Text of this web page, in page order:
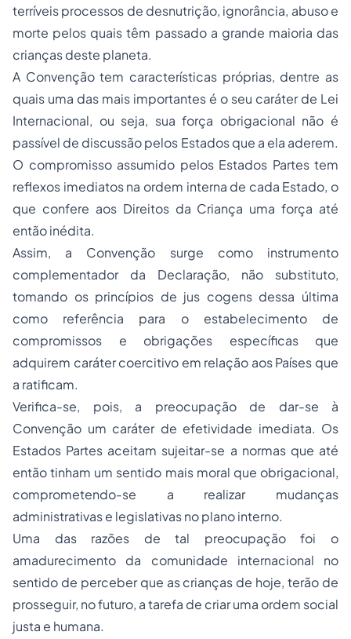
terríveis processos de desnutrição, ignorância, abuso e
morte pelos quais têm passado a grande maioria das
crianças deste planeta.
A Convenção tem características próprias, dentre as
quais uma das mais importantes é o seu caráter de Lei
Internacional, ou seja, sua força obrigacional não é
passível de discussão pelos Estados que a ela aderem.
O compromisso assumido pelos Estados Partes tem
reflexos imediatos na ordem interna de cada Estado, o
que confere aos Direitos da Criança uma força até
então inédita.
Assim, a Convenção surge como instrumento
complementador da Declaração, não substituto,
tomando os princípios de jus cogensdessa última
como referência para o estabelecimento de
compromissos e obrigações específicas que
adquirem caráter coercitivo em relação aos Países que
a ratificam.
Verifica-se, pois, a preocupação de dar-se à
Convenção um caráter de efetividade imediata. Os
Estados Partes aceitam sujeitar-se a normas que até
então tinham um sentido mais moral que obrigacional,
comprometendo-se a realizar mudanças
administrativas e legislativas no plano interno.
Uma das razões de tal preocupação foi o
amadurecimento da comunidade internacional no
sentido de perceber que as crianças de hoje, terão de
prosseguir, no futuro, a tarefa de criar uma ordem social
justa e humana.